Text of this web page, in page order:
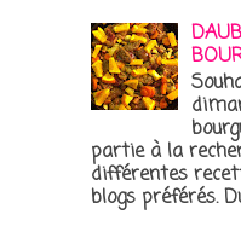
partie à la
différentes
blogs préférés.